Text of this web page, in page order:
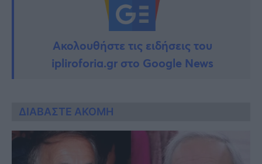
Ακολουθήστε τις ειδήσεις του
ipliroforia.gr στο Google News
ΔΙΑΒΑΣΤΕ ΑΚΟΜΗ